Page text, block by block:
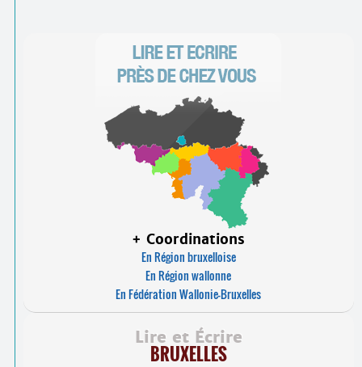
+ Coordinations
En Région bruxelloise
En Région wallonne
En Fédération Wallonie-Bruxelles
Lire et Écrire
BRUXELLES